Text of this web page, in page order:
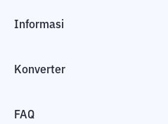
Informasi
Konverter
FAQ